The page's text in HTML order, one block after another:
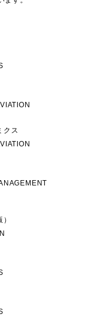
クス